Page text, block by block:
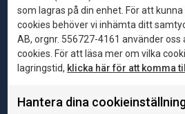
Andra
som lagras på din enhet. För att
cookies behöver vi inhämta ditt
AB, orgnr. 556727-4161 använder oss
cookies. För att läsa mer om vilka
lagringstid, klicka här för att komma
Hantera dina